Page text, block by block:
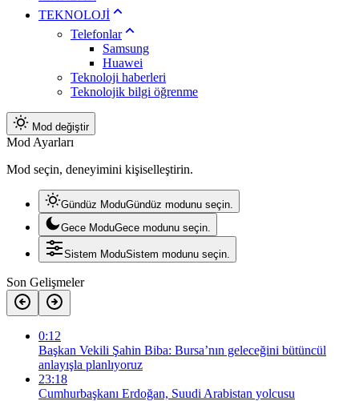
TEKNOLOJİ
Telefonlar
Samsung
Huawei
Teknoloji haberleri
Teknolojik bilgi öğrenme
Mod değiştir
Mod Ayarları
Mod seçin, deneyimini kişiselleştirin.
Gündüz ModuGündüz modunu seçin.
Gece ModuGece modunu seçin.
Sistem ModuSistem modunu seçin.
Son Gelişmeler
0:12
Başkan Vekili Şahin Biba: Bursa’nın geleceğini bütüncül
anlayışla planlıyoruz
23:18
Cumhurbaşkanı Erdoğan, Suudi Arabistan yolcusu